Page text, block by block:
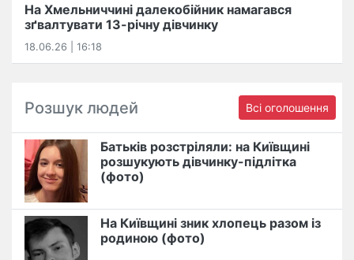
На Хмельниччині далекобійник намагався
зґвалтувати 13-річну дівчинку
18.06.26 | 16:18
Розшук людей Всі оголошення
Батьків розстріляли: на Київщині
розшукують дівчинку-підлітка
(фото)
На Київщині зник хлопець разом із
родиною (фото)